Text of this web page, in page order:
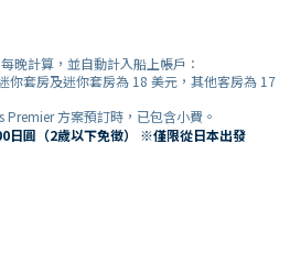
晚計算，並自動計入船上帳戶：
你套房及迷你套房為 18 美元，其他客房為 17
Premier 方案預訂時，已包含小費。
日圓（2歲以下免徵） ※僅限從日本出發